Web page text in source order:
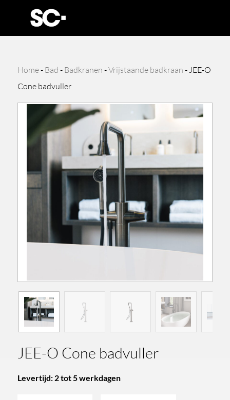
Home- Bad - Badkranen -Vrijstaande badkraan -JEE-O
Cone badvuller
JEE-O Cone badvuller
Levertijd: 2 tot 5 werkdagen